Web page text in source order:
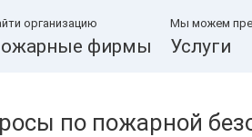
организацию
фирмы
Мы можем
Услуги
по пожарной